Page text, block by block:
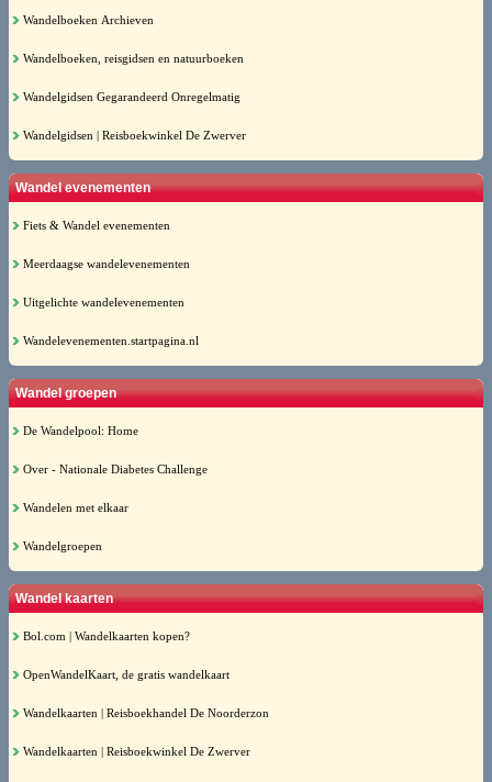
Wandelboeken Archieven
Wandelboeken, reisgidsen en natuurboeken
Wandelgidsen Gegarandeerd Onregelmatig
Wandelgidsen | Reisboekwinkel De Zwerver
Wandel evenementen
Fiets & Wandel evenementen
Meerdaagse wandelevenementen
Uitgelichte wandelevenementen
Wandelevenementen.startpagina.nl
Wandel groepen
De Wandelpool: Home
Over - Nationale Diabetes Challenge
Wandelen met elkaar
Wandelgroepen
Wandel kaarten
Bol.com | Wandelkaarten kopen?
OpenWandelKaart, de gratis wandelkaart
Wandelkaarten | Reisboekhandel De Noorderzon
Wandelkaarten | Reisboekwinkel De Zwerver